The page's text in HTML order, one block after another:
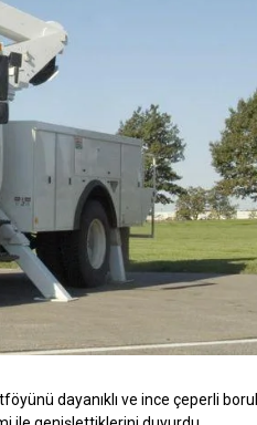
dayanıklı ve ince çeperli